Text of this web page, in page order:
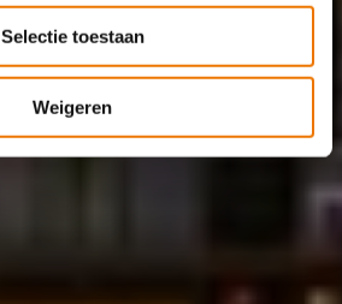
Selectie toestaan
Weigeren